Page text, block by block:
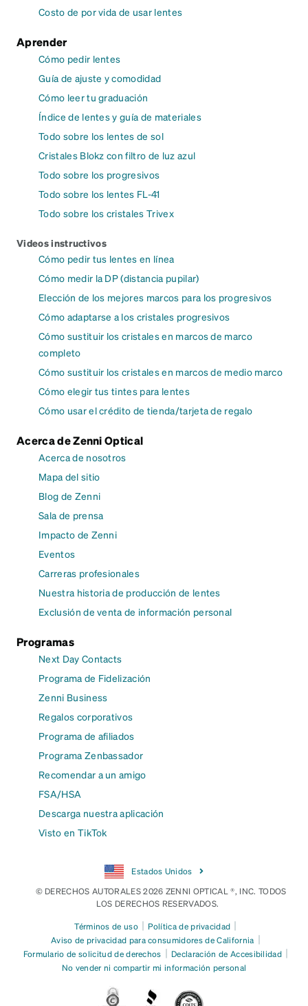
Costo de por vida de usar lentes
Aprender
Cómo pedir lentes
Guía de ajuste y comodidad
Cómo leer tu graduación
Índice de lentes y guía de materiales
Todo sobre los lentes de sol
Cristales Blokz con filtro de luz azul
Todo sobre los progresivos
Todo sobre los lentes FL-41
Todo sobre los cristales Trivex
Videos instructivos
Cómo pedir tus lentes en línea
Cómo medir la DP (distancia pupilar)
Elección de los mejores marcos para los progresivos
Cómo adaptarse a los cristales progresivos
Cómo sustituir los cristales en marcos de marco
completo
Cómo sustituir los cristales en marcos de medio marco
Cómo elegir tus tintes para lentes
Cómo usar el crédito de tienda/tarjeta de regalo
Acerca de Zenni Optical
Acerca de nosotros
Mapa del sitio
Blog de Zenni
Sala de prensa
Impacto de Zenni
Eventos
Carreras profesionales
Nuestra historia de producción de lentes
Exclusión de venta de información personal
Programas
Next Day Contacts
Programa de Fidelización
Zenni Business
Regalos corporativos
Programa de afiliados
Programa Zenbassador
Recomendar a un amigo
FSA/HSA
Descarga nuestra aplicación
Visto en TikTok
Estados Unidos
© DERECHOS AUTORALES 2026 ZENNI OPTICAL ®, INC. TODOS
LOS DERECHOS RESERVADOS.
Términos de uso | Política de privacidad |
Aviso de privacidad para consumidores de California |
Formulario de solicitud de derechos | Declaración de Accesibilidad |
No vender ni compartir mi información personal